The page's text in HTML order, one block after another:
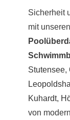
Sicherheit
mit
Stutensee,
Kuhardt,
von